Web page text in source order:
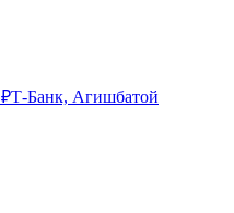
₽Т-Банк, Агишбатой